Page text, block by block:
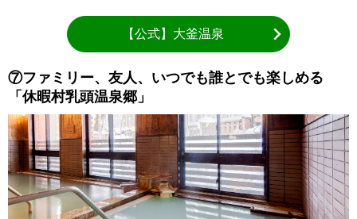
【公式】大釜温泉
⑦ファミリー、友人、いつでも誰とでも楽しめる
「休暇村乳頭温泉郷」